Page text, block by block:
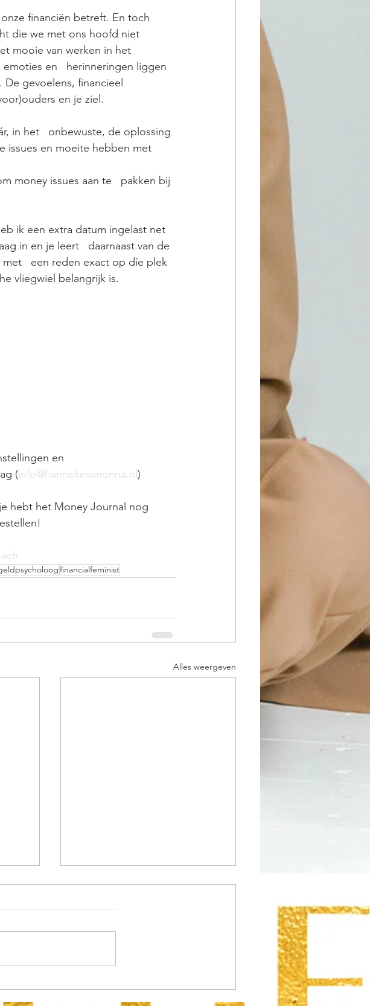
financiën betreft. En toch
die we met ons hoofd niet
mooie van werken in het
en   herinneringen liggen
gevoelens, financieel
en je ziel.
in het   onbewuste, de oplossing
issues en moeite hebben met
ik een extra datum ingelast net
in en je leert   daarnaast van de
een reden exact op díe plek
vliegwiel belangrijk is.
en
(info@hannekevanonna.nl )
hebt het Money Journal nog
financialfeminist
Alles weergeven